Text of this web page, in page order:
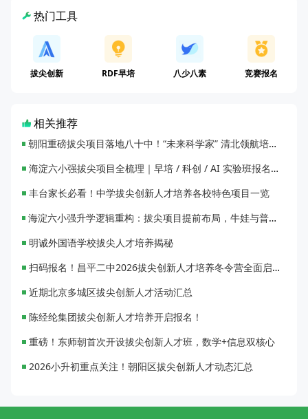
热门工具
拔尖创新 RDF早培 八少八素 竞赛报名
相关推荐
朝阳重磅拔尖项目落地八十中！“未来科学家” 清北领航培养计划启动
海淀六小强拔尖项目全梳理｜早培 / 科创 / AI 实验班报名条件
丰台家长必看！中学拔尖创新人才培养各校特色项目一览
海淀六小强升学逻辑重构：拔尖项目提前布局，牛娃与普娃的赛道分化
明诚外国语学校拔尖人才培养揭秘
扫码报名！昌平二中2026拔尖创新人才培养冬令营全面启动！
近期北京多城区拔尖创新人才活动汇总
陈经纶集团拔尖创新人才培养开启报名！
重磅！东师朝首次开设拔尖创新人才班，数学+信息双核心
2026小升初重点关注！朝阳区拔尖创新人才动态汇总